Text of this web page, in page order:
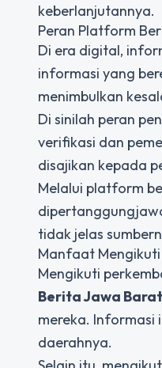
keberlanjutannya.
Peran Platform
Di era digital,
informasi yang
menimbulkan
Di sinilah peran
verifikasi dan
disajikan kepada
Melalui platform
tidak jelas
Manfaat
Mengikuti
Berita Jawa Barat
mereka. Informasi
daerahnya.